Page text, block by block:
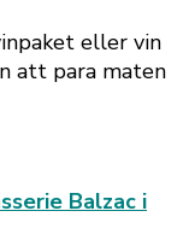
eller vin
att para maten
Balzac i